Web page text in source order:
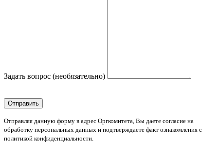
Задать вопрос (необязательно)
Отправить
Отправляя данную форму в адрес Оргкомитета, Вы даете согласие на
обработку персональных данных и подтверждаете факт ознакомления с
политикой конфиденциальности.